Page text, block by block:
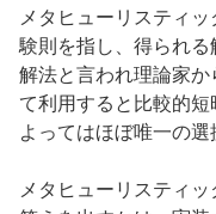
メタヒューリスティ
験則を指し、得られ
解法と言われ理論家
て利用すると比較的
よってはほぼ唯一の選
メタヒューリスティ